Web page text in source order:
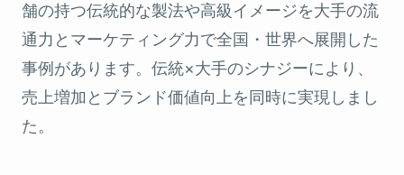
舗の持つ伝統的な製法や高級イメージを大手の流
通力とマーケティング力で全国・世界へ展開した
事例があります。伝統×大手のシナジーにより、
売上増加とブランド価値向上を同時に実現しまし
た。